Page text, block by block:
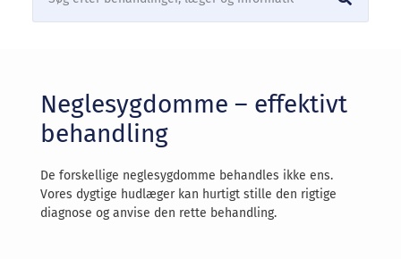
Neglesygdomme – effektivt
behandling
De forskellige neglesygdomme behandles ikke ens.
Vores dygtige hudlæger kan hurtigt stille den rigtige
diagnose og anvise den rette behandling.